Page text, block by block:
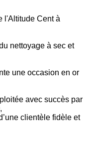
l'Altitude Cent à
nettoyage à sec et
une occasion en or
avec succès par
clientèle fidèle et